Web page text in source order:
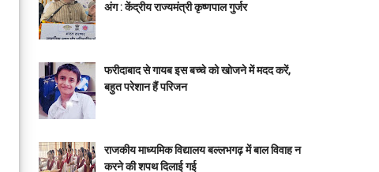
अंग : केंद्रीय राज्यमंत्री कृष्णपाल गुर्जर
फरीदाबाद से गायब इस बच्चे को खोजने में मदद करें,
बहुत परेशान हैं परिजन
राजकीय माध्यमिक विद्यालय बल्लभगढ़ में बाल विवाह न
करने की शपथ दिलाई गई